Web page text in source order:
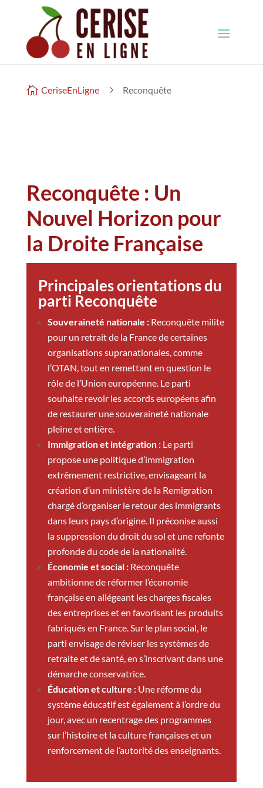
 CeriseEnLigne 5 Reconquête
Reconquête : Un
Nouvel Horizon pour
la Droite Française
Principales orientations du
parti Reconquête
Souveraineté nationale :Reconquête milite
pour un retrait de la France de certaines
organisations supranationales, comme
l’OTAN, tout en remettant en question le
rôle de l’Union européenne. Le parti
souhaite revoir les accords européens afin
de restaurer une souveraineté nationale
pleine et entière.
Immigration et intégration :Le parti
propose une politique d’immigration
extrêmement restrictive, envisageant la
création d’un ministère de la Remigration
chargé d’organiser le retour des immigrants
dans leurs pays d’origine. Il préconise aussi
la suppression du droit du sol et une refonte
profonde du code de la nationalité.
Économie et social :Reconquête
ambitionne de réformer l’économie
française en allégeant les charges fiscales
des entreprises et en favorisant les produits
fabriqués en France. Sur le plan social, le
parti envisage de réviser les systèmes de
retraite et de santé, en s’inscrivant dans une
démarche conservatrice.
Éducation et culture :Une réforme du
système éducatif est également à l’ordre du
jour, avec un recentrage des programmes
sur l’histoire et la culture françaises et un
renforcement de l’autorité des enseignants.